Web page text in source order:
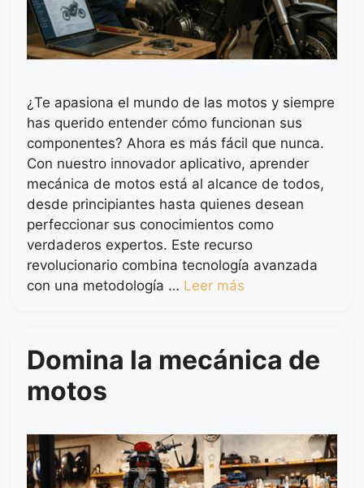
¿Te apasiona el mundo de las motos y siempre
has querido entender cómo funcionan sus
componentes? Ahora es más fácil que nunca.
Con nuestro innovador aplicativo, aprender
mecánica de motos está al alcance de todos,
desde principiantes hasta quienes desean
perfeccionar sus conocimientos como
verdaderos expertos. Este recurso
revolucionario combina tecnología avanzada
con una metodología … Leer más
Domina la mecánica de
motos